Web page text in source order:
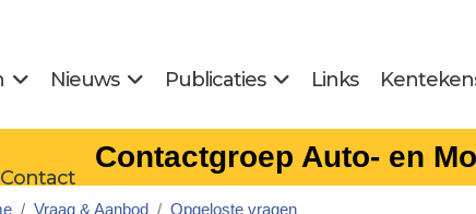
Nieuws Publicaties Links
Contact
Contactgroep Auto- en
Vraag & Aanbod
Opgeloste vragen